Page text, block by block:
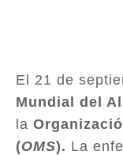
El 21 de
Mundial del
la
(OMS). La